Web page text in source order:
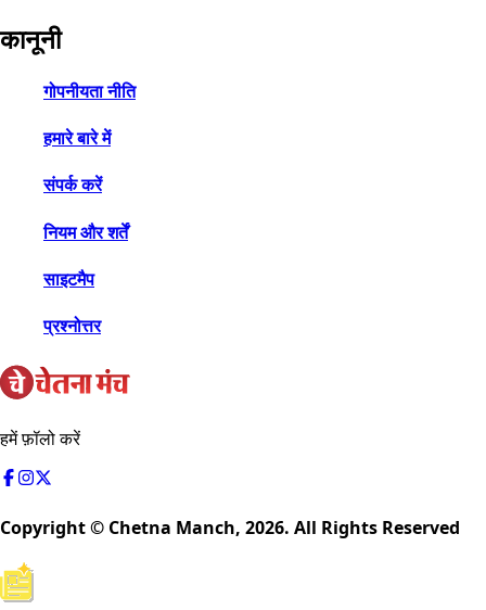
कानूनी
गोपनीयता नीति
हमारे बारे में
संपर्क करें
नियम और शर्तें
साइटमैप
प्रश्नोत्तर
हमें फ़ॉलो करें
Copyright © Chetna Manch, 2026. All Rights Reserved